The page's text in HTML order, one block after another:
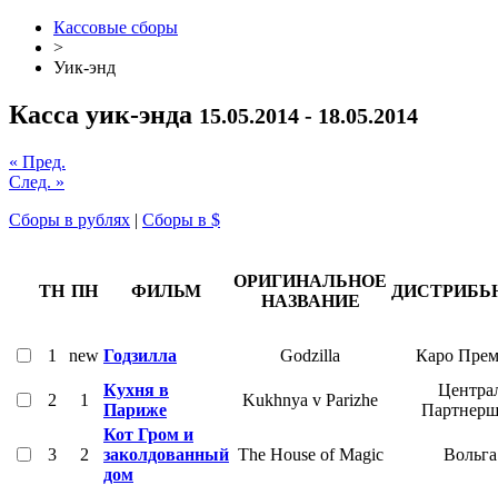
Кассовые сборы
>
Уик-энд
Касса уик-энда 15.05.2014 - 18.05.2014
« Пред.
След. »
Сборы в рублях | Сборы в $
ТН ПН ФИЛЬМ
ОРИГИНАЛЬНОЕ
НАЗВАНИЕ
1 new Годзилла Godzilla Каро
2 1
Кухня в
Париже
Kukhnya v Parizhe
3 2
Кот Гром и
заколдованный
дом
The House of Magic Вольга